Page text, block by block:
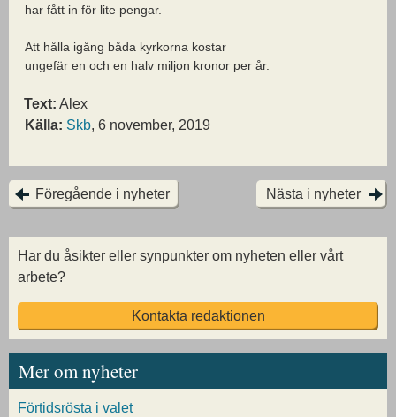
har fått in för lite pengar.
Att hålla igång båda kyrkorna kostar
ungefär en och en halv miljon kronor per år.
Text: Alex
Källa: Skb, 6 november, 2019
Föregående i nyheter Nästa i nyheter
Har du åsikter eller synpunkter om nyheten eller vårt
arbete?
Kontakta redaktionen
Mer om nyheter
Förtidsrösta i valet